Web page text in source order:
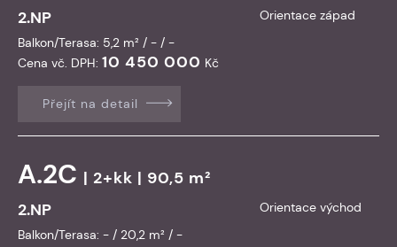
2.NP
Orientace západ
Balkon/Terasa: 5,2 m² / - / -
Cena vč. DPH: 10 450 000 Kč
Přejít na detail
A.2C | 2+kk | 90,5 m²
2.NP
Orientace východ
Balkon/Terasa: - / 20,2 m² / -